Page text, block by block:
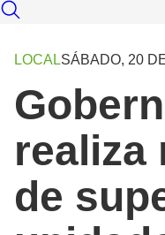
LOCALSÁBADO, 20
realiza
de